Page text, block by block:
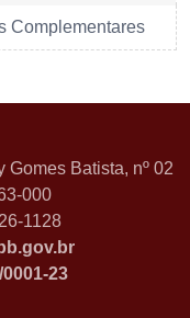
Complementares
Batista, nº 02
000
1128
23